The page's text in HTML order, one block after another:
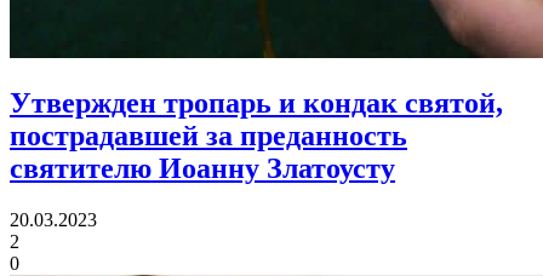
Утвержден тропарь и кондак святой,
пострадавшей за преданность
святителю Иоанну Златоусту
20.03.2023
2
0